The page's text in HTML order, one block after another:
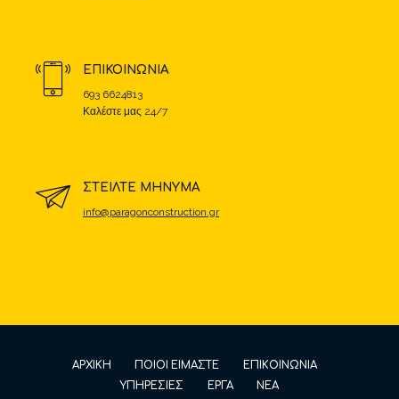
ΕΠΙΚΟΙΝΩΝΙΑ
693 6624813
Καλέστε μας 24/7
ΣΤΕΙΛΤΕ ΜΗΝΥΜΑ
info@paragonconstruction.gr
ΑΡΧΙΚΗ ΠΟΙΟΙ ΕΙΜΑΣΤΕ
ΕΠΙΚΟΙΝΩΝΙΑ
ΥΠΗΡΕΣΙΕΣ
ΕΡΓΑ ΝΕΑ